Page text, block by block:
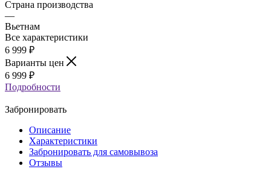
Страна производства
—
Вьетнам
Все характеристики
6 999 ₽
Варианты цен
6 999 ₽
Подробности
Забронировать
Описание
Характеристики
Забронировать для самовывоза
Отзывы